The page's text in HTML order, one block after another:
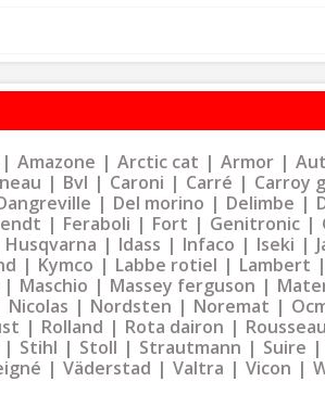
Amazone Arctic cat Armor
Bvl Caroni Carré Carroy
Del morino Delimbe
Feraboli Fort Genitronic
Husqvarna Idass Infaco Iseki
Kymco Labbe rotiel Lambert
Maschio Massey ferguson
Nicolas Nordsten Noremat
Rolland Rota dairon Rousseau
Stihl Stoll Strautmann Suire
Väderstad Valtra Vicon